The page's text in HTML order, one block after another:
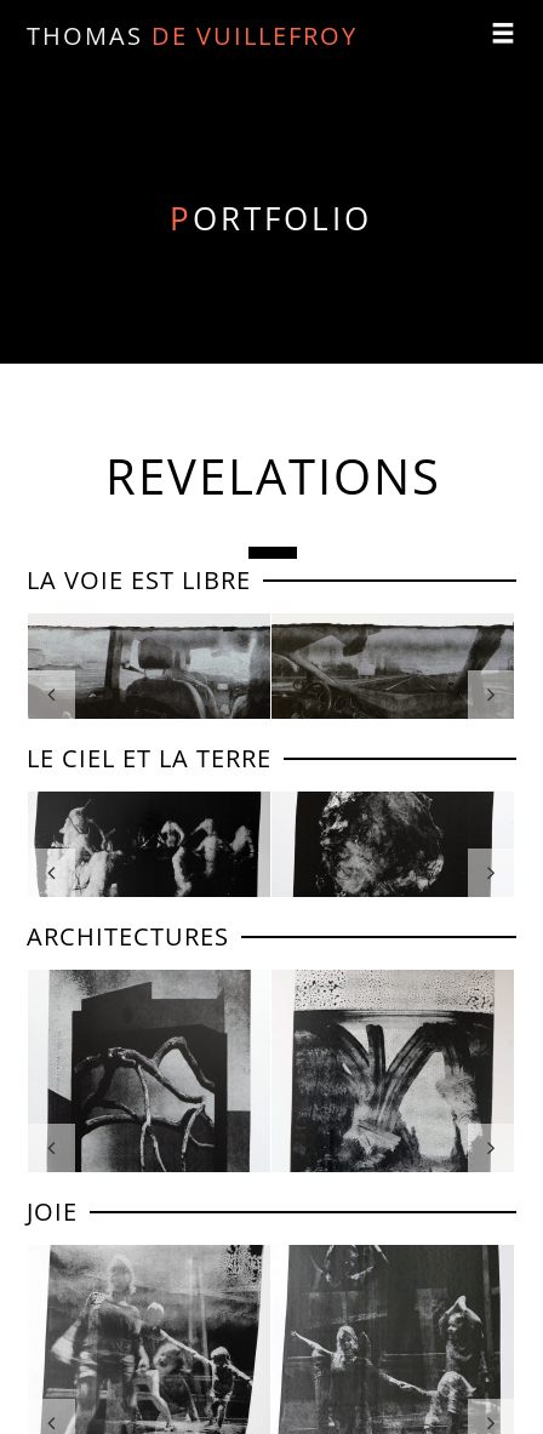
THOMAS DE VUILLEFROY
PORTFOLIO
REVELATIONS
LA VOIE EST LIBRE
LE CIEL ET LA TERRE
ARCHITECTURES
JOIE